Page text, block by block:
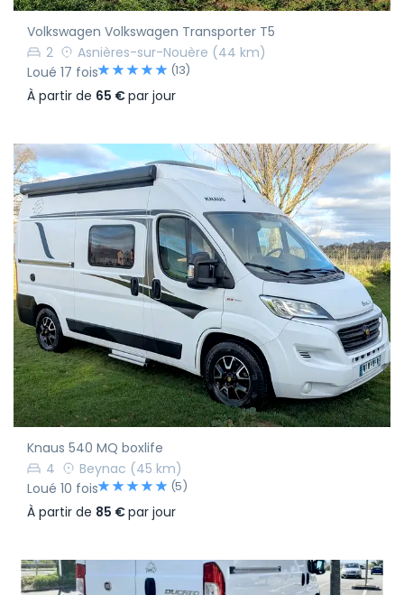
Volkswagen Volkswagen Transporter T5
2
Asnières-sur-Nouère (44 km)
Loué 17 fois
(13)
À partir de 65 €par jour
Knaus 540 MQ boxlife
4
Beynac (45 km)
Loué 10 fois
(5)
À partir de 85 €par jour